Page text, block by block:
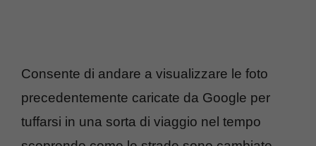
Consente di andare a visualizzare le foto
precedentemente caricate da Google per
tuffarsi in una sorta di viaggio nel tempo